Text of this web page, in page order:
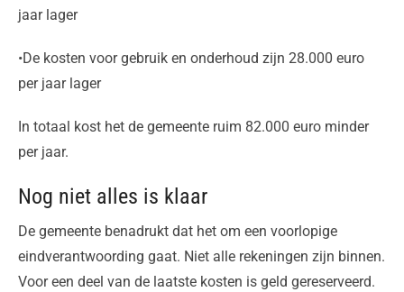
jaar lager
•De kosten voor gebruik en onderhoud zijn 28.000 euro
per jaar lager
In totaal kost het de gemeente ruim 82.000 euro minder
per jaar.
Nog niet alles is klaar
De gemeente benadrukt dat het om een voorlopige
eindverantwoording gaat. Niet alle rekeningen zijn binnen.
Voor een deel van de laatste kosten is geld gereserveerd.